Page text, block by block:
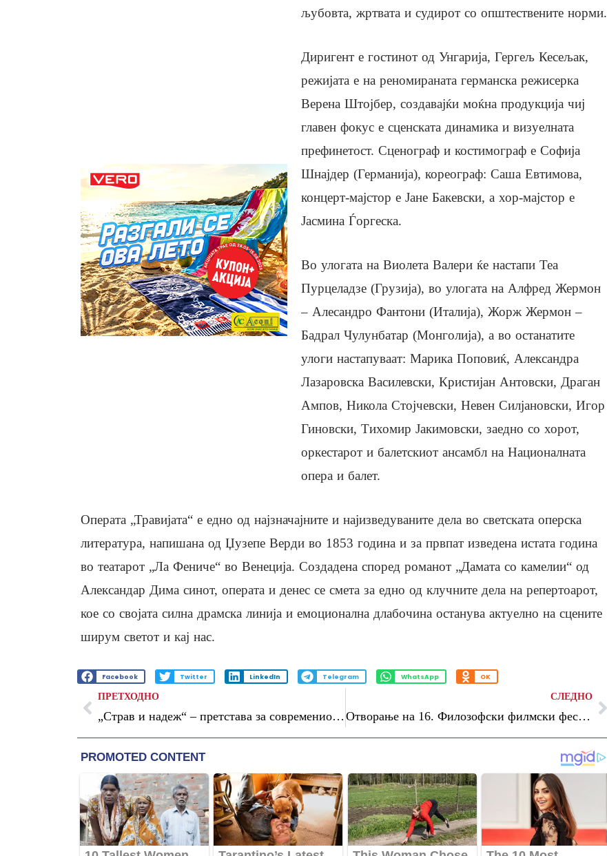
љубовта, жртвата и судирот со општествените норми.
Диригент е гостинот од Унгарија, Гергељ Кесељак,
режијата е на реномираната германска режисерка
Верена Штојбер, создавајќи моќна продукција чиј
главен фокус е сценската динамика и визуелната
префинетост. Сценограф и костимограф е Софија
Шнајдер (Германија), кореограф: Саша Евтимова,
концерт-мајстор е Јане Бакевски, а хор-мајстор е
Јасмина Ѓоргеска.
Во улогата на Виолета Валери ќе настапи Теа
Пурцеладзе (Грузија), во улогата на Алфред Жермон
– Алесандро Фантони (Италија), Жорж Жермон –
Бадрал Чулунбатар (Монголија), а во останатите
улоги настапуваат: Марика Поповиќ, Александра
Лазарoвска Василевски, Кристијан Антовски, Драган
Ампов, Никола Стојчевски, Невен Силјановски, Игор
Гиновски, Тихомир Јакимовски, заедно со хорот,
оркестарот и балетскиот ансамбл на Националната
опера и балет.
Операта „Травијата“ е едно од најзначајните и најизведуваните дела во светската оперска
литература, напишана од Џузепе Верди во 1853 година и за првпат изведена истата година
во театарот „Ла Фениче“ во Венеција. Создадена според романот „Дамата со камелии“ од
Александар Дима синот, операта и денес се смета за едно од клучните дела на репертоарот,
кое со својата силна драмска линија и емоционална длабочина останува актуелно на сцените
ширум светот и кај нас.
Facebook Twitter LinkedIn Telegram WhatsApp OK
ПРЕТХОДНО
„Страв и надеж“ – претстава за современиот човек и неговите стравови на сцената на МНТ на 𝟣𝟩 јуни
СЛЕДНО
Отворање на 16. Филозофски филмски фестивал со дистопискиот филм „Друг крај“ од Пјеро Месина и концерт на „Галактик ефенди“